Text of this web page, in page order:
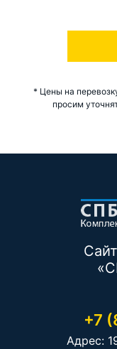
* Цены на
просим
+7
Адрес: